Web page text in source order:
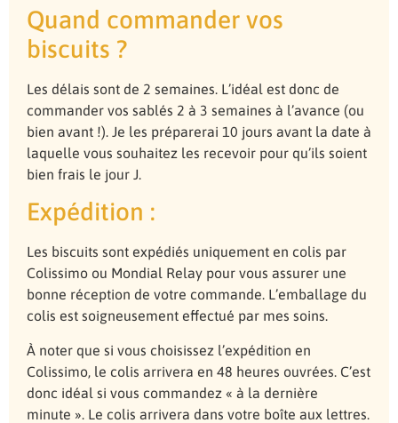
Quand commander vos
biscuits ?
Les délais sont de 2 semaines. L’idéal est donc de
commander vos sablés 2 à 3 semaines à l’avance (ou
bien avant !). Je les préparerai 10 jours avant la date à
laquelle vous souhaitez les recevoir pour qu’ils soient
bien frais le jour J.
Expédition :
Les biscuits sont expédiés uniquement en colis par
Colissimo ou Mondial Relay pour vous assurer une
bonne réception de votre commande. L’emballage du
colis est soigneusement effectué par mes soins.
À noter que si vous choisissez l’expédition en
Colissimo, le colis arrivera en 48 heures ouvrées. C’est
donc idéal si vous commandez « à la dernière
minute ». Le colis arrivera dans votre boîte aux lettres.